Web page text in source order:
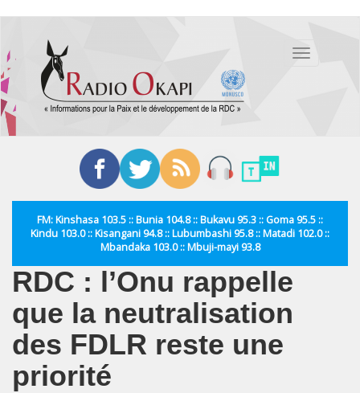
contenu
principal
Toggle
FM: Kinshasa 103.5 :: Bunia 104.8 :: Bukavu 95.3 :: Goma 95.5 ::
Kindu 103.0 :: Kisangani 94.8 :: Lubumbashi 95.8 :: Matadi 102.0 ::
Mbandaka 103.0 :: Mbuji-mayi 93.8
RDC : l’Onu rappelle
que la neutralisation
des FDLR reste une
priorité